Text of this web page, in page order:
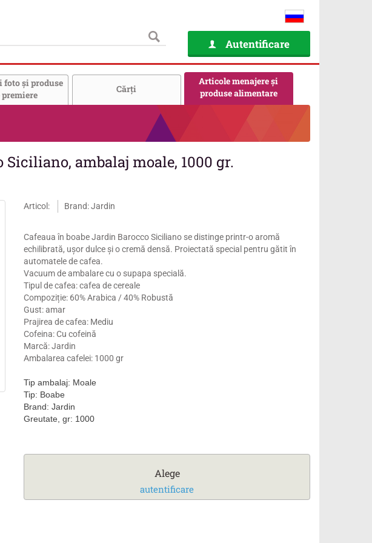
Autentificare
foto şi produse
premiere
Cărţi
Articole menajere și
produse alimentare
Siciliano, ambalaj moale, 1000 gr.
Articol: Brand: Jardin
Cafeaua în boabe Jardin Barocco Siciliano se distinge printr-o aromă
echilibrată, ușor dulce și o cremă densă. Proiectată special pentru gătit în
automatele de cafea.
Vacuum de ambalare cu o supapa specială.
Tipul de cafea: cafea de cereale
Compoziție: 60% Arabica / 40% Robustă
Gust: amar
Prajirea de cafea: Mediu
Cofeina: Cu cofeină
Marcă: Jardin
Ambalarea cafelei: 1000 gr
Tip ambalaj: Moale
Tip: Boabe
Brand: Jardin
Greutate, gr: 1000
Alege
autentificare